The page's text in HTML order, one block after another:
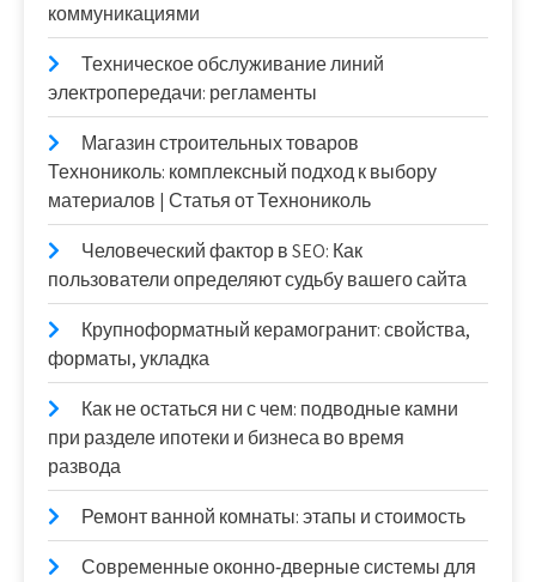
коммуникациями
Техническое обслуживание линий
электропередачи: регламенты
Магазин строительных товаров
Технониколь: комплексный подход к выбору
материалов | Статья от Технониколь
Человеческий фактор в SEO: Как
пользователи определяют судьбу вашего сайта
Крупноформатный керамогранит: свойства,
форматы, укладка
Как не остаться ни с чем: подводные камни
при разделе ипотеки и бизнеса во время
развода
Ремонт ванной комнаты: этапы и стоимость
Современные оконно‑дверные системы для